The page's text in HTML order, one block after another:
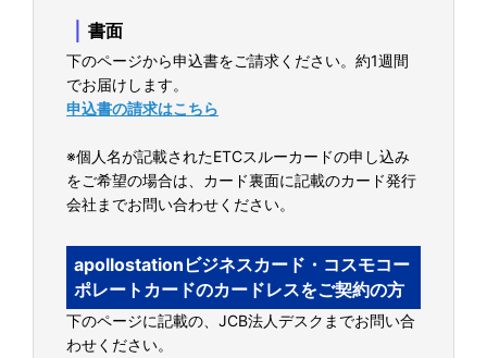
｜ 書面
下のページから申込書をご請求ください。約1週間
でお届けします。
申込書の請求はこちら
※個人名が記載されたETCスルーカードの申し込み
をご希望の場合は、カード裏面に記載のカード発行
会社までお問い合わせください。
apollostationビジネスカード・コスモコー
ポレートカードのカードレスをご契約の方
下のページに記載の、JCB法人デスクまでお問い合
わせください。